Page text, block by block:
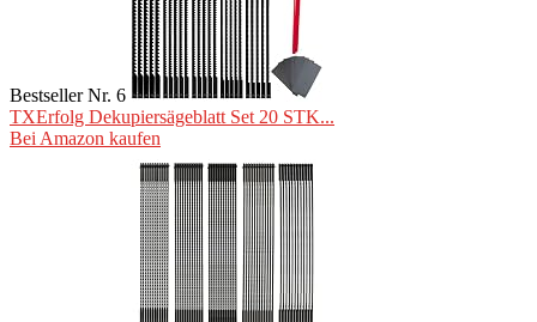
Bestseller Nr. 6
TXErfolg Dekupiersägeblatt Set 20 STK...
Bei Amazon kaufen